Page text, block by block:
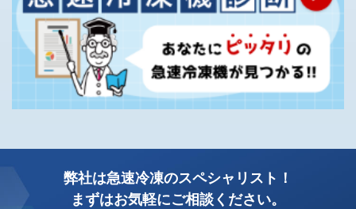
弊社は急速冷凍のスペシャリスト！
まずはお気軽にご相談ください。